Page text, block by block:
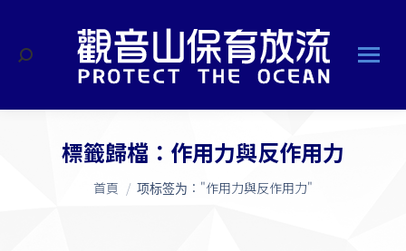
搜
標籤歸檔： 作用力與反作用力
您在這裡：
首頁 项标签为："作用力與反作用力"